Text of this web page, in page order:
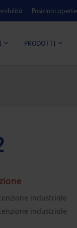
Posizioni aperte
PRODOTTI
industriale
industriale